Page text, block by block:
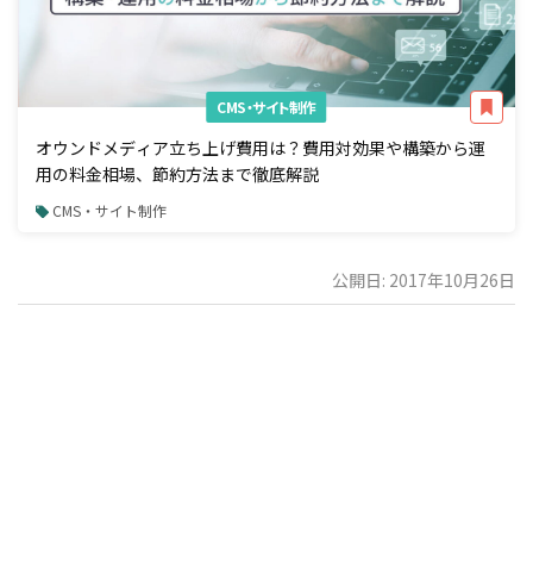
CMS・サイト制作
オウンドメディア立ち上げ費用は？費用対効果や構築から運
用の料金相場、節約方法まで徹底解説
CMS・サイト制作
公開日: 2017年10月26日